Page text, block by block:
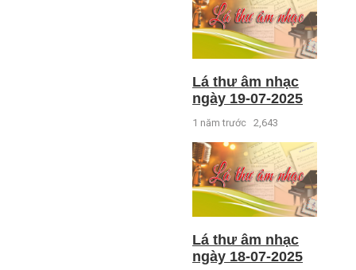
Lá thư âm nhạc
ngày 19-07-2025
1 năm trước 2,643
Lá thư âm nhạc
ngày 18-07-2025